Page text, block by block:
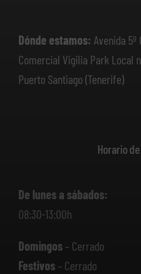
Dónde estamos: Avenida 5º
Comercial Vigilia Park Local
Puerto Santiago (Tenerife)
Horario
De lunes a sábados:
08:30-13:00h
Domingos– Cerrado
Festivos– Cerrado